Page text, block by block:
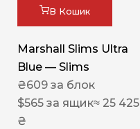
В Кошик
Marshall Slims Ultra
Blue — Slims
₴609 за блок
$565 за ящик≈ 25 425
₴